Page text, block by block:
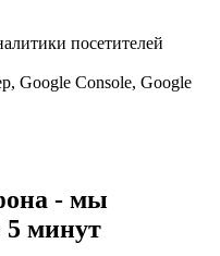
посетителей
Google Console, Google
- мы
5 минут